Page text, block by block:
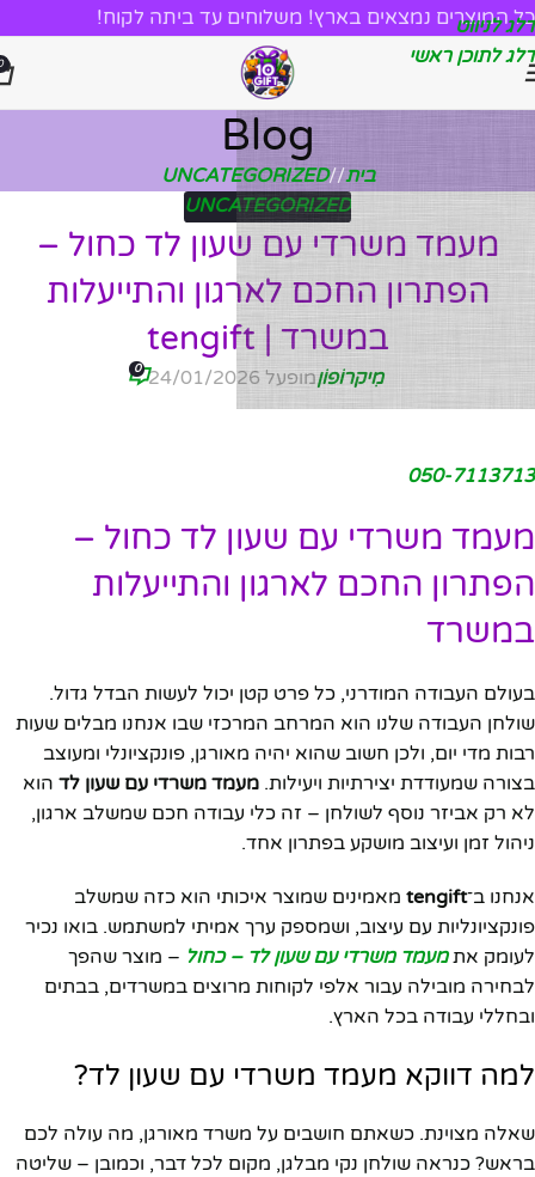
דלג לניווט
דלג לתוכן ראשי
כל המוצרים נמצאים בארץ! משלוחים עד ביתה לקוח!
Blog
בית/
UNCATEGORIZED
UNCATEGORIZED
מעמד משרדי עם שעון לד כחול –
הפתרון החכם לארגון והתייעלות
במשרד | tengift
מִיקרוֹפוֹןמופעל 24/01/2026 0
050-7113713
מעמד משרדי עם שעון לד כחול –
הפתרון החכם לארגון והתייעלות
במשרד
בעולם העבודה המודרני, כל פרט קטן יכול לעשות הבדל גדול.
שולחן העבודה שלנו הוא המרחב המרכזי שבו אנחנו מבלים שעות
רבות מדי יום, ולכן חשוב שהוא יהיה מאורגן, פונקציונלי ומעוצב
בצורה שמעודדת יצירתיות ויעילות. מעמד משרדי עם שעון לד הוא
לא רק אביזר נוסף לשולחן – זה כלי עבודה חכם שמשלב ארגון,
ניהול זמן ועיצוב מושקע בפתרון אחד.
אנחנו ב־tengift מאמינים שמוצר איכותי הוא כזה שמשלב
פונקציונליות עם עיצוב, ושמספק ערך אמיתי למשתמש. בואו נכיר
לעומק אתמעמד משרדי עם שעון לד – כחול – מוצר שהפך
לבחירה מובילה עבור אלפי לקוחות מרוצים במשרדים, בבתים
ובחללי עבודה בכל הארץ.
למה דווקא מעמד משרדי עם שעון לד?
שאלה מצוינת. כשאתם חושבים על משרד מאורגן, מה עולה לכם
בראש? כנראה שולחן נקי מבלגן, מקום לכל דבר, וכמובן – שליטה